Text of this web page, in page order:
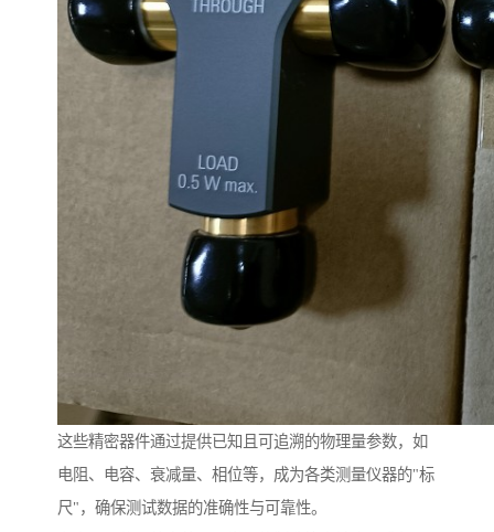
这些精密器件通过提供已知且可追溯的物理量参数，如
电阻、电容、衰减量、相位等，成为各类测量仪器的"标
尺"，确保测试数据的准确性与可靠性。